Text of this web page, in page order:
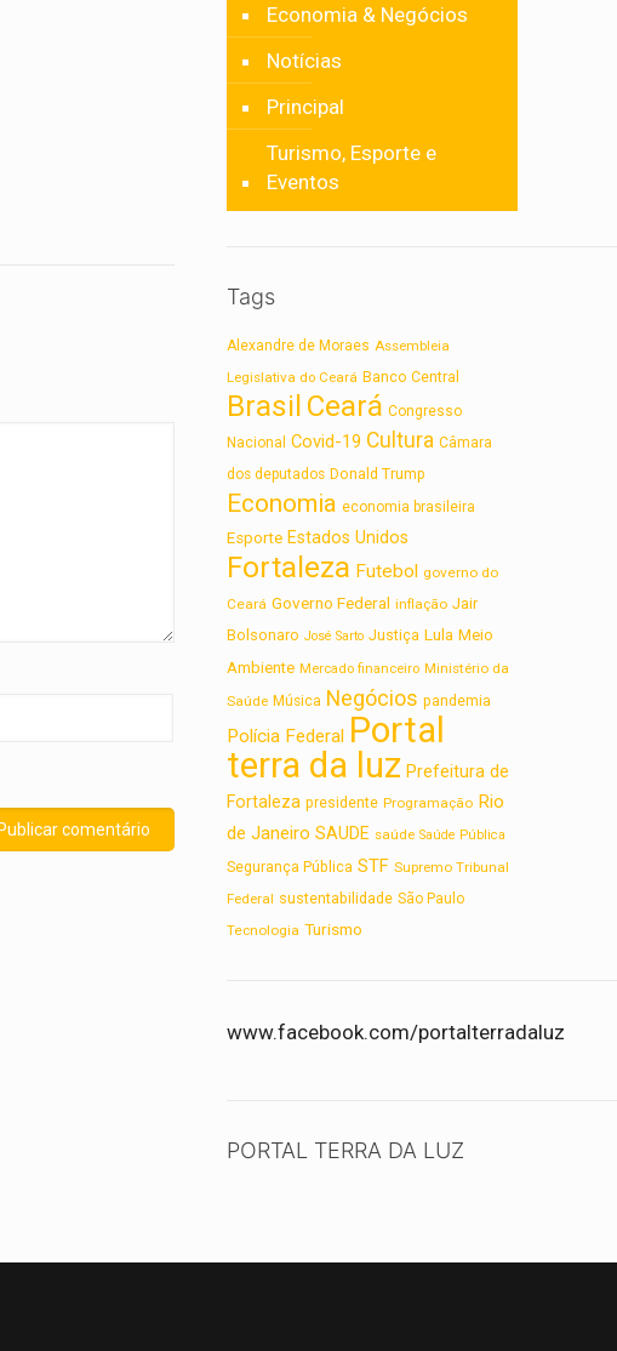
Economia & Negócios
Notícias
Principal
Turismo, Esporte e
Eventos
Tags
Alexandre de Moraes Assembleia
Legislativa do Ceará Banco Central
Brasil Ceará Congresso
Nacional
Covid-19 Cultura Câmara
dos deputados Donald Trump
Economia economia brasileira
Esporte Estados Unidos
Fortaleza Futebol governo do
Ceará Governo Federal inflação Jair
Bolsonaro José Sarto Justiça Lula Meio
Ambiente Mercado financeiro Ministério da
Saúde Música Negócios pandemia
Polícia Federal Portal
terra da luz Prefeitura de
Fortaleza presidente Programação Rio
de Janeiro SAUDE saúde Saúde Pública
Segurança Pública STF Supremo Tribunal
Federal sustentabilidade São Paulo
Tecnologia Turismo
www.facebook.com/portalterradaluz
PORTAL TERRA DA LUZ